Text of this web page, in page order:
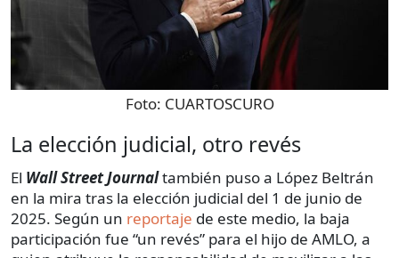
Foto: CUARTOSCURO
La elección judicial, otro revés
El Wall Street Journaltambién puso a López Beltrán
en la mira tras la elección judicial del 1 de junio de
2025. Según un reportaje de este medio, la baja
participación fue “un revés” para el hijo de AMLO, a